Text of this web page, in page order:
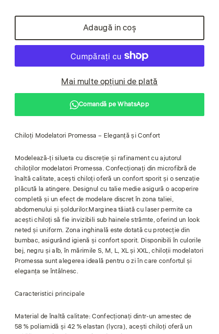
Adaugă in coş
Mai multe opțiuni de plată
Comandă pe WhatsApp
Chiloți Modelatori Promessa – Eleganță și Confort
Modelează-ți silueta cu discreție și rafinament cu ajutorul
chiloților modelatori Promessa. Confecționați din microfibră de
înaltă calitate, acești chiloți oferă un confort sporit și o senzație
plăcută la atingere. Designul cu talie medie asigură o acoperire
completă și un efect de modelare discret în zona taliei,
abdomenului și șoldurilor.Marginea tăiată cu laser permite ca
acești chiloți să fie invizibili sub hainele strâmte, oferind un look
neted și uniform. Zona inghinală este dotată cu protecție din
bumbac, asigurând igienă și confort sporit. Disponibili în culorile
bej, negru și alb, în mărimile S, M, L, XL și XXL, chiloții modelatori
Promessa sunt alegerea ideală pentru o zi în care confortul și
eleganța se întâlnesc.
Caracteristici principale
Material de înaltă calitate: Confecționați dintr-un amestec de
58 % poliamidă și 42 % elastan (lycra), acești chiloți oferă un